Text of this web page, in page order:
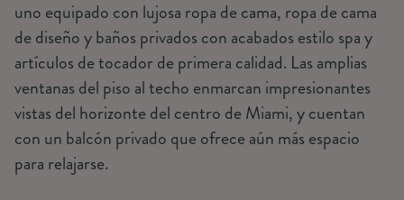
uno equipado con lujosa ropa de cama, ropa de cama
de diseño y baños privados con acabados estilo spa y
artículos de tocador de primera calidad. Las amplias
ventanas del piso al techo enmarcan impresionantes
vistas del horizonte del centro de Miami, y cuentan
con un balcón privado que ofrece aún más espacio
para relajarse.